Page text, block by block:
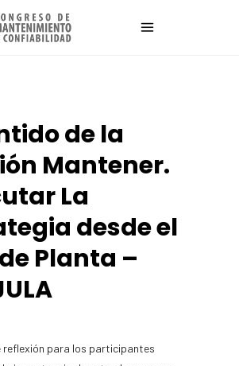
de la
Mantener.
La
desde el
Planta –
reflexión para los participantes